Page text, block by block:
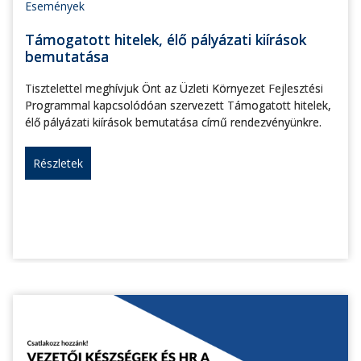
Események
Támogatott hitelek, élő pályázati kiírások
bemutatása
Tisztelettel meghívjuk Önt az Üzleti Környezet Fejlesztési
Programmal kapcsolódóan szervezett Támogatott hitelek,
élő pályázati kiírások bemutatása című rendezvényünkre.
Részletek